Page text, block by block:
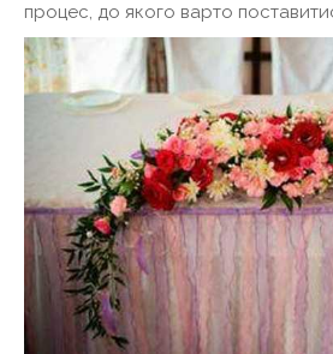
процес, до якого варто